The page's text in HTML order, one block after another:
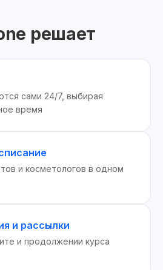
решает
сами 24/7, выбирая
время
и косметологов в одном
и рассылки
и продолжении курса